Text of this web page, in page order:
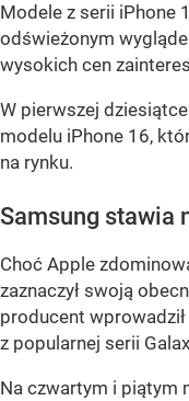
Modele z serii iPhone
odświeżonym
wysokich cen
W pierwszej
modelu iPhone 16,
na rynku.
Samsung stawia
Choć Apple
zaznaczył swoją
producent
z popularnej serii
Na czwartym i piątym